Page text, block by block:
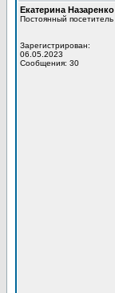
Екатерина Назаренко
Постоянный посетитель
Зарегистрирован:
06.05.2023
Сообщения: 30